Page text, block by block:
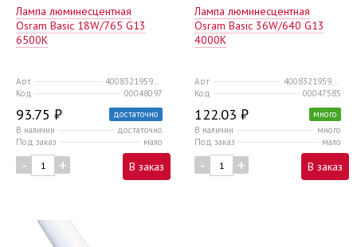
Лампа люминесцентная
Osram Basic 18W/765 G13
6500К
Арт
Код
00048097
93.75 ₽
достаточно
В наличии
достаточно
Под заказ
мало
- + В заказ
Лампа люминесцентная
Osram Basic 36W/640 G13
4000К
Арт
Код
00047585
122.03 ₽
много
В наличии
много
Под заказ
мало
- + В заказ